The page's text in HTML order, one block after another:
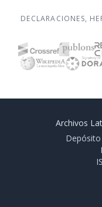
DECLARACIONES,
Archivos
Depósito